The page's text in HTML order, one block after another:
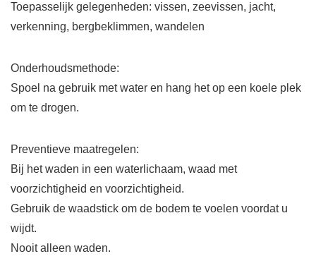
Toepasselijk gelegenheden: vissen, zeevissen, jacht,
verkenning, bergbeklimmen, wandelen
Onderhoudsmethode:
Spoel na gebruik met water en hang het op een koele plek
om te drogen.
Preventieve maatregelen:
Bij het waden in een waterlichaam, waad met
voorzichtigheid en voorzichtigheid.
Gebruik de waadstick om de bodem te voelen voordat u
wijdt.
Nooit alleen waden.